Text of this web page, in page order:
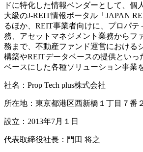
ドに特化した情報ベンダーとして、個
大級のJ-REIT情報ポータル「JAPAN
るほか、REIT事業者向けに、プロパテ
務、アセットマネジメント業務からフ
務まで、不動産ファンド運営における
構築やREITデータベースの提供といっ
ベースにした各種ソリューション事業
社名：Prop Tech plus株式会社
所在地：東京都港区西新橋１丁目７番
設立：2013年7月１日
代表取締役社長：門田 将之